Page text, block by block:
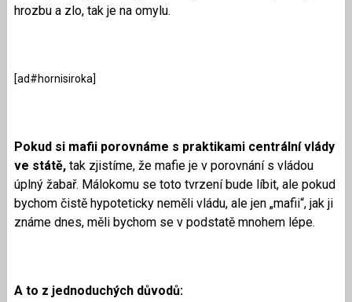
hrozbu a zlo, tak je na omylu.
[ad#hornisiroka]
Pokud si mafii porovnáme s praktikami centrální vlády
ve státě,tak zjistíme, že mafie je v porovnání s vládou
úplný žabař. Málokomu se toto tvrzení bude líbit, ale pokud
bychom čistě hypoteticky neměli vládu, ale jen „mafii“, jak ji
známe dnes, měli bychom se v podstatě mnohem lépe.
A to z jednoduchých důvodů: